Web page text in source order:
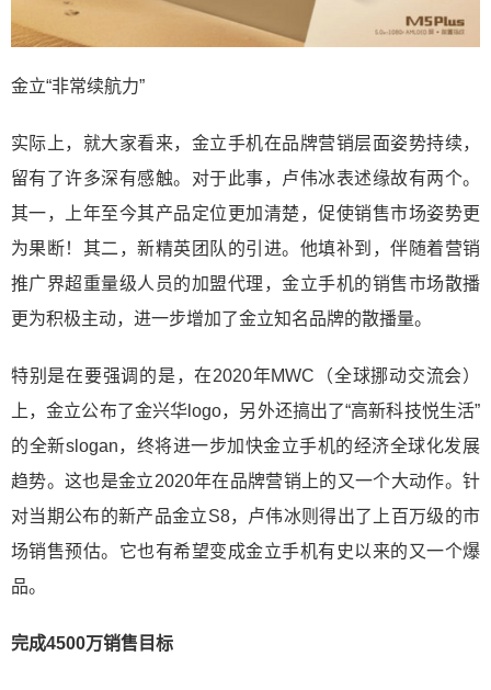
金立“非常续航力”
实际上，就大家看来，金立手机在品牌营销层面姿势持续，
留有了许多深有感触。对于此事，卢伟冰表述缘故有两个。
其一，上年至今其产品定位更加清楚，促使销售市场姿势更
为果断！其二，新精英团队的引进。他填补到，伴随着营销
推广界超重量级人员的加盟代理，金立手机的销售市场散播
更为积极主动，进一步增加了金立知名品牌的散播量。
特别是在要强调的是，在2020年MWC（全球挪动交流会）
上，金立公布了金兴华logo，另外还搞出了“高新科技悦生活”
的全新slogan，终将进一步加快金立手机的经济全球化发展
趋势。这也是金立2020年在品牌营销上的又一个大动作。针
对当期公布的新产品金立S8，卢伟冰则得出了上百万级的市
场销售预估。它也有希望变成金立手机有史以来的又一个爆
品。
完成4500万销售目标